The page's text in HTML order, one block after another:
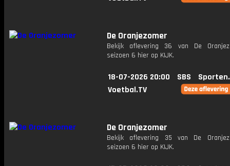
De Oranjezomer
Bekijk aflevering 36 van De
seizoen 6 hier op KIJK.
18-07-2026 20:00 SBS
Voetbal.TV
De Oranjezomer
Bekijk aflevering 35 van De
seizoen 6 hier op KIJK.